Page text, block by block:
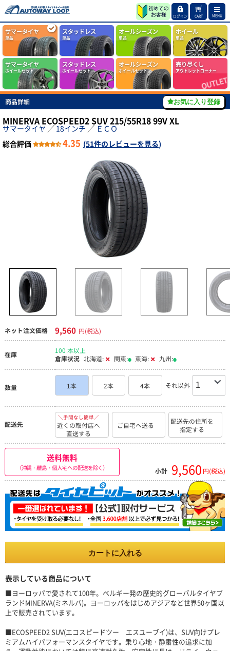
ログイン CART MENU
サマータイヤ
単品
スタッドレス
単品
オールシーズン
単品
ホイール
単品
サマータイヤ
ホイールセット
スタッドレス
ホイールセット
オールシーズン
ホイールセット
売り尽くし
アウトレットコーナー
商品詳細 お気に入り登録
MINERVA ECOSPEED2 SUV 215/55R18 99V XL
サマータイヤ ／ 18インチ ／ ＥＣＯ
総合評価
4.35 (51件のレビューを見る)
ネット注文価格 9,560 円(税込)
在庫
100 本以上
倉庫状況 北海道: 関東: 東海: 九州:
数量 1本 2本 4本 それ以外
配送先
＼手間なし簡単／
近くの取付店へ
直送する
ご自宅へ送る
配送先の住所を
指定する
送料無料
（沖縄・離島・個人宅への配送を除く） 小計 9,560 円(税込)
カートに入れる
表示している商品について
■ヨーロッパで愛されて100年。ベルギー発の歴史的グローバルタイヤブ
ランドMINERVA(ミネルバ)。ヨーロッパをはじめアジアなど世界50ヶ国以
上で販売されています。
■ECOSPEED2 SUV(エコスピードツー エスユーブイ)は、SUV向けプレ
ミアムハイパフォーマンスタイヤです。乗り心地・静粛性の追求に加